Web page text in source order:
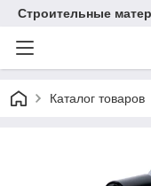
Строительные
Каталог товаров